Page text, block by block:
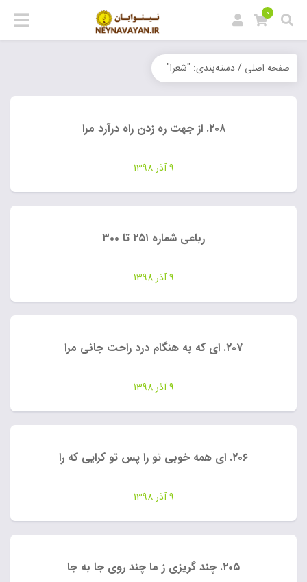
0
صفحه اصلی / دسته‌بندی: "شعرا"
۲۰۸. از جهت ره زدن راه درآرد مرا
9 آذر 1398
رباعی شماره ۲۵۱ تا ۳۰۰
9 آذر 1398
۲۰۷. ای که به هنگام درد راحت جانی مرا
9 آذر 1398
۲۰۶. ای همه خوبی تو را پس تو کرایی که را
9 آذر 1398
۲۰۵. چند گریزی ز ما چند روی جا به جا